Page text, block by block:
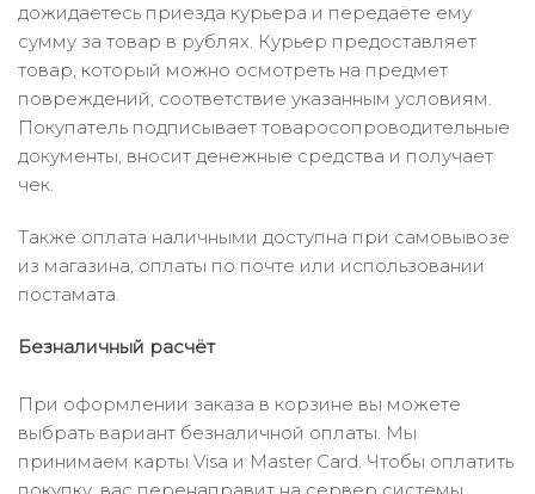
дожидаетесь приезда курьера и передаёте ему
сумму за товар в рублях. Курьер предоставляет
товар, который можно осмотреть на предмет
повреждений, соответствие указанным условиям.
Покупатель подписывает товаросопроводительные
документы, вносит денежные средства и получает
чек.
Также оплата наличными доступна при самовывозе
из магазина, оплаты по почте или использовании
постамата.
Безналичный расчёт
При оформлении заказа в корзине вы можете
выбрать вариант безналичной оплаты. Мы
принимаем карты Visa и Master Card. Чтобы оплатить